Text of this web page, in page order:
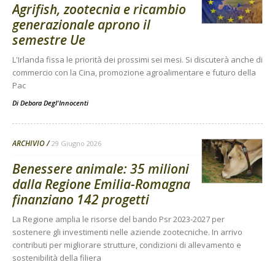
Agrifish, zootecnia e ricambio
generazionale aprono il
semestre Ue
L'Irlanda fissa le priorità dei prossimi sei mesi. Si discuterà anche di
commercio con la Cina, promozione agroalimentare e futuro della
Pac
Di Debora Degl'Innocenti
ARCHIVIO 29 Giugno 2026
Benessere animale: 35 milioni
dalla Regione Emilia-Romagna
finanziano 142 progetti
La Regione amplia le risorse del bando Psr 2023-2027 per
sostenere gli investimenti nelle aziende zootecniche. In arrivo
contributi per migliorare strutture, condizioni di allevamento e
sostenibilità della filiera